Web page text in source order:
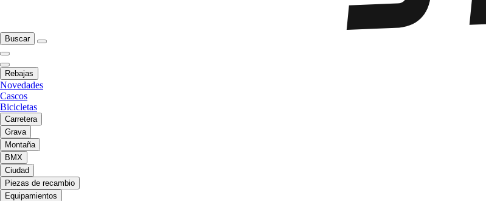
Buscar
Rebajas
Novedades
Cascos
Bicicletas
Carretera
Grava
Montaña
BMX
Ciudad
Piezas de recambio
Equipamientos